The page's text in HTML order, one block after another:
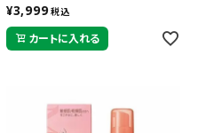
¥3,999 税込
カートに入れる